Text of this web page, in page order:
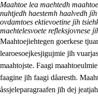
2. Lïeremen,
2.1 Sosijaale lïereme jïh
2.2 Maahtoe faagine
2.3 Vihkeles
2.4 Lïeredh lïeredh
Maahtoe lea maehtedh
nuhtjedh haestemh haalvedh
ovdamtoes ektievoetine jïh
maehtelesvoete refleksjovnese
Maahtoejiehtegen goerkese
learoesoejkesjigujmie jïh
maahtojste. Faagi
faagine jïh faagi dåaresth.
åssjeleparagraafen jïh dej